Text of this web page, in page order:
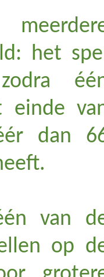
het
einde
dan
van
op